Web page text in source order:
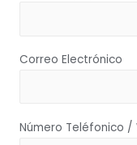
Correo Electrónico
Número Teléfonico /